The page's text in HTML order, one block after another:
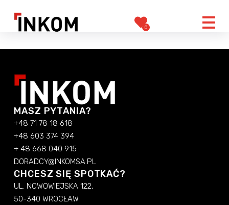
0
MASZ PYTANIA?
+48 71 78 18 618
+48 603 374 394
+ 48 668 040 915
DORADCY@INKOMSA.PL
CHCESZ SIĘ SPOTKAĆ?
UL. NOWOWIEJSKA 122,
50-340 WROCŁAW